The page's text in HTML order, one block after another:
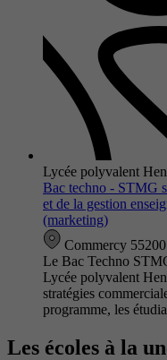
Lycée polyvalent
Bac techno - STMG
et de la gestion
(marketing)
Commercy 55200
Le Bac Techno
Lycée polyvalent
stratégies
programme, les
Les écoles à la